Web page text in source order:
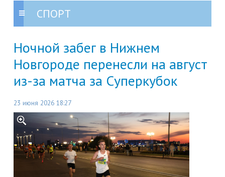
СПОРТ
Ночной забег в Нижнем
Новгороде перенесли на август
из-за матча за Суперкубок
23 июня 2026 18:27